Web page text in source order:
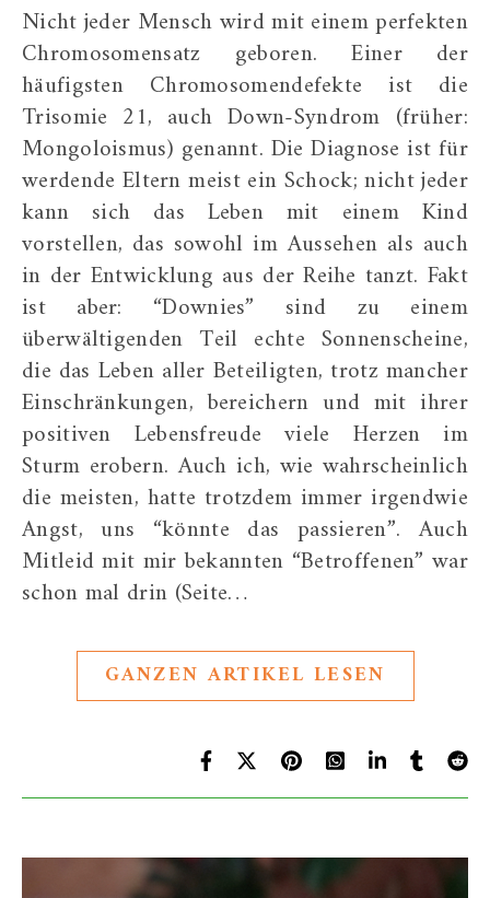
Nicht jeder Mensch wird mit einem perfekten
Chromosomensatz geboren. Einer der
häufigsten Chromosomendefekte ist die
Trisomie 21, auch Down-Syndrom (früher:
Mongoloismus) genannt. Die Diagnose ist für
werdende Eltern meist ein Schock; nicht jeder
kann sich das Leben mit einem Kind
vorstellen, das sowohl im Aussehen als auch
in der Entwicklung aus der Reihe tanzt. Fakt
ist aber: “Downies” sind zu einem
überwältigenden Teil echte Sonnenscheine,
die das Leben aller Beteiligten, trotz mancher
Einschränkungen, bereichern und mit ihrer
positiven Lebensfreude viele Herzen im
Sturm erobern. Auch ich, wie wahrscheinlich
die meisten, hatte trotzdem immer irgendwie
Angst, uns “könnte das passieren”. Auch
Mitleid mit mir bekannten “Betroffenen” war
schon mal drin (Seite…
GANZEN ARTIKEL LESEN